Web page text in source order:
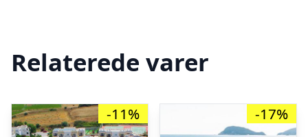
Relaterede varer
-11% -17%